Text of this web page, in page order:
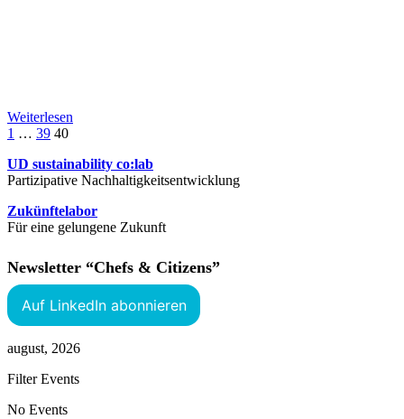
Weiterlesen
1 … 39 40
UD sustainability co:lab
Partizipative Nachhaltigkeitsentwicklung
Zukünftelabor
Für eine gelungene Zukunft
Newsletter “Chefs & Citizens”
Auf LinkedIn abonnieren
august, 2026
Filter Events
No Events